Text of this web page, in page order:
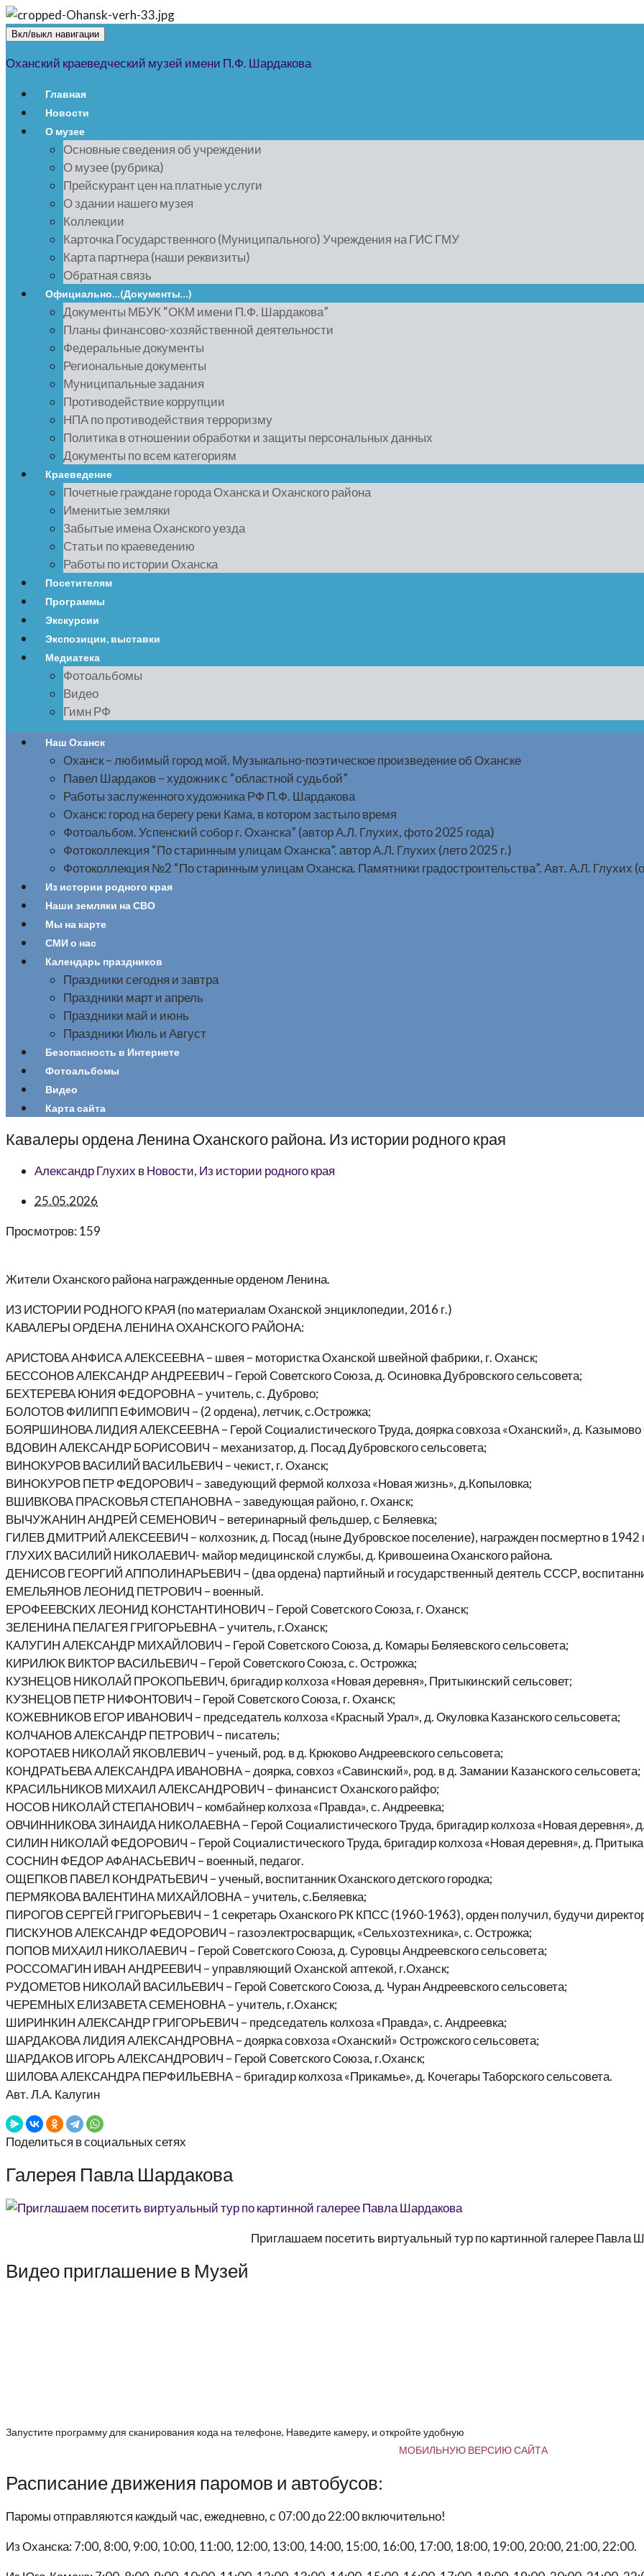
Вкл/выкл навигации
Оханский краеведческий музей имени П.Ф. Шардакова
Главная
Новости
О музее
Основные сведения об учреждении
О музее (рубрика)
Прейскурант цен на платные услуги
О здании нашего музея
Коллекции
Карточка Государственного (Муниципального) Учреждения на ГИС ГМУ
Карта партнера (наши реквизиты)
Обратная связь
Официально…(Документы…)
Документы МБУК “ОКМ имени П.Ф. Шардакова”
Планы финансово-хозяйственной деятельности
Федеральные документы
Региональные документы
Муниципальные задания
Противодействие коррупции
НПА по противодействия терроризму
Политика в отношении обработки и защиты персональных данных
Документы по всем категориям
Краеведение
Почетные граждане города Оханска и Оханского района
Именитые земляки
Забытые имена Оханского уезда
Статьи по краеведению
Работы по истории Оханска
Посетителям
Программы
Экскурсии
Экспозиции, выставки
Медиатека
Фотоальбомы
Видео
Гимн РФ
Наш Оханск
Оханск – любимый город мой. Музыкально-поэтическое произведение об Оханске
Павел Шардаков – художник с “областной судьбой”
Работы заслуженного художника РФ П.Ф. Шардакова
Оханск: город на берегу реки Кама, в котором застыло время
Фотоальбом. Успенский собор г. Оханска” (автор А.Л. Глухих, фото 2025 года)
Фотоколлекция “По старинным улицам Оханска”. автор А.Л. Глухих (лето 2025 г.)
Фотоколлекция №2 “По старинным улицам Оханска. Памятники градостроительства”. Авт. А.Л. Глухих
Из истории родного края
Наши земляки на СВО
Мы на карте
СМИ о нас
Календарь праздников
Праздники сегодня и завтра
Праздники март и апрель
Праздники май и июнь
Праздники Июль и Август
Безопасность в Интернете
Фотоальбомы
Видео
Карта сайта
Кавалеры ордена Ленина Оханского района. Из истории родного края
Александр Глухих вНовости, Из истории родного края
25.05.2026
Просмотров: 159
Жители Оханского района награжденные орденом Ленина.
ИЗ ИСТОРИИ РОДНОГО КРАЯ (по материалам Оханской энциклопедии, 2016 г.)
КАВАЛЕРЫ ОРДЕНА ЛЕНИНА ОХАНСКОГО РАЙОНА:
АРИСТОВА АНФИСА АЛЕКСЕЕВНА – швея – мотористка Оханской швейной фабрики, г. Оханск;
БЕССОНОВ АЛЕКСАНДР АНДРЕЕВИЧ – Герой Советского Союза, д. Осиновка Дубровского сельсовета;
БЕХТЕРЕВА ЮНИЯ ФЕДОРОВНА – учитель, с. Дуброво;
БОЛОТОВ ФИЛИПП ЕФИМОВИЧ – (2 ордена), летчик, с.Острожка;
БОЯРШИНОВА ЛИДИЯ АЛЕКСЕЕВНА – Герой Социалистического Труда, доярка совхоза «Оханский», д. Казымово
ВДОВИН АЛЕКСАНДР БОРИСОВИЧ – механизатор, д. Посад Дубровского сельсовета;
ВИНОКУРОВ ВАСИЛИЙ ВАСИЛЬЕВИЧ – чекист, г. Оханск;
ВИНОКУРОВ ПЕТР ФЕДОРОВИЧ – заведующий фермой колхоза «Новая жизнь», д.Копыловка;
ВШИВКОВА ПРАСКОВЬЯ СТЕПАНОВНА – заведующая районо, г. Оханск;
ВЫЧУЖАНИН АНДРЕЙ СЕМЕНОВИЧ – ветеринарный фельдшер, с Беляевка;
ГИЛЕВ ДМИТРИЙ АЛЕКСЕЕВИЧ – колхозник, д. Посад (ныне Дубровское поселение), награжден посмертно в 1942
ГЛУХИХ ВАСИЛИЙ НИКОЛАЕВИЧ- майор медицинской службы, д. Кривошеина Оханского района.
ДЕНИСОВ ГЕОРГИЙ АППОЛИНАРЬЕВИЧ – (два ордена) партийный и государственный деятель СССР, воспитанник
ЕМЕЛЬЯНОВ ЛЕОНИД ПЕТРОВИЧ – военный.
ЕРОФЕЕВСКИХ ЛЕОНИД КОНСТАНТИНОВИЧ – Герой Советского Союза, г. Оханск;
ЗЕЛЕНИНА ПЕЛАГЕЯ ГРИГОРЬЕВНА – учитель, г.Оханск;
КАЛУГИН АЛЕКСАНДР МИХАЙЛОВИЧ – Герой Советского Союза, д. Комары Беляевского сельсовета;
КИРИЛЮК ВИКТОР ВАСИЛЬЕВИЧ – Герой Советского Союза, с. Острожка;
КУЗНЕЦОВ НИКОЛАЙ ПРОКОПЬЕВИЧ, бригадир колхоза «Новая деревня», Притыкинский сельсовет;
КУЗНЕЦОВ ПЕТР НИФОНТОВИЧ – Герой Советского Союза, г. Оханск;
КОЖЕВНИКОВ ЕГОР ИВАНОВИЧ – председатель колхоза «Красный Урал», д. Окуловка Казанского сельсовета;
КОЛЧАНОВ АЛЕКСАНДР ПЕТРОВИЧ – писатель;
КОРОТАЕВ НИКОЛАЙ ЯКОВЛЕВИЧ – ученый, род. в д. Крюково Андреевского сельсовета;
КОНДРАТЬЕВА АЛЕКСАНДРА ИВАНОВНА – доярка, совхоз «Савинский», род. в д. Замании Казанского сельсовета;
КРАСИЛЬНИКОВ МИХАИЛ АЛЕКСАНДРОВИЧ – финансист Оханского райфо;
НОСОВ НИКОЛАЙ СТЕПАНОВИЧ – комбайнер колхоза «Правда», с. Андреевка;
ОВЧИННИКОВА ЗИНАИДА НИКОЛАЕВНА – Герой Социалистического Труда, бригадир колхоза «Новая деревня»,
СИЛИН НИКОЛАЙ ФЕДОРОВИЧ – Герой Социалистического Труда, бригадир колхоза «Новая деревня», д.
СОСНИН ФЕДОР АФАНАСЬЕВИЧ – военный, педагог.
ОЩЕПКОВ ПАВЕЛ КОНДРАТЬЕВИЧ – ученый, воспитанник Оханского детского городка;
ПЕРМЯКОВА ВАЛЕНТИНА МИХАЙЛОВНА – учитель, с.Беляевка;
ПИРОГОВ СЕРГЕЙ ГРИГОРЬЕВИЧ – 1 секретарь Оханского РК КПСС (1960-1963), орден получил, будучи
ПИСКУНОВ АЛЕКСАНДР ФЕДОРОВИЧ – газоэлектросварщик, «Сельхозтехника», с. Острожка;
ПОПОВ МИХАИЛ НИКОЛАЕВИЧ – Герой Советского Союза, д. Суровцы Андреевского сельсовета;
РОССОМАГИН ИВАН АНДРЕЕВИЧ – управляющий Оханской аптекой, г.Оханск;
РУДОМЕТОВ НИКОЛАЙ ВАСИЛЬЕВИЧ – Герой Советского Союза, д. Чуран Андреевского сельсовета;
ЧЕРЕМНЫХ ЕЛИЗАВЕТА СЕМЕНОВНА – учитель, г.Оханск;
ШИРИНКИН АЛЕКСАНДР ГРИГОРЬЕВИЧ – председатель колхоза «Правда», с. Андреевка;
ШАРДАКОВА ЛИДИЯ АЛЕКСАНДРОВНА – доярка совхоза «Оханский» Острожского сельсовета;
ШАРДАКОВ ИГОРЬ АЛЕКСАНДРОВИЧ – Герой Советского Союза, г.Оханск;
ШИЛОВА АЛЕКСАНДРА ПЕРФИЛЬЕВНА – бригадир колхоза «Прикамье», д. Кочегары Таборского сельсовета.
Авт. Л.А. Калугин
Поделиться в социальных сетях
Галерея Павла Шардакова
Приглашаем посетить виртуальный тур по картинной галерее Павла
Видео приглашение в Музей
Запустите программу для сканирования кода на телефоне, Наведите камеру, и откройте удобную
МОБИЛЬНУЮ ВЕРСИЮ САЙТА
Расписание движения паромов и автобусов:
Паромы отправляются каждый час, ежедневно, с 07:00 до 22:00 включительно!
Из Оханска: 7:00, 8:00, 9:00, 10:00, 11:00, 12:00, 13:00, 14:00, 15:00, 16:00, 17:00, 18:00, 19:00, 20:00, 21:00, 22:00.